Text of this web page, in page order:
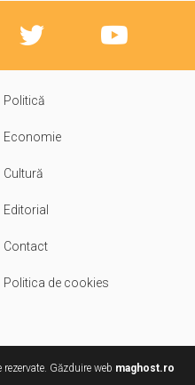
Politică
Economie
Cultură
Editorial
Contact
Politica de cookies
Găzduire web maghost.ro